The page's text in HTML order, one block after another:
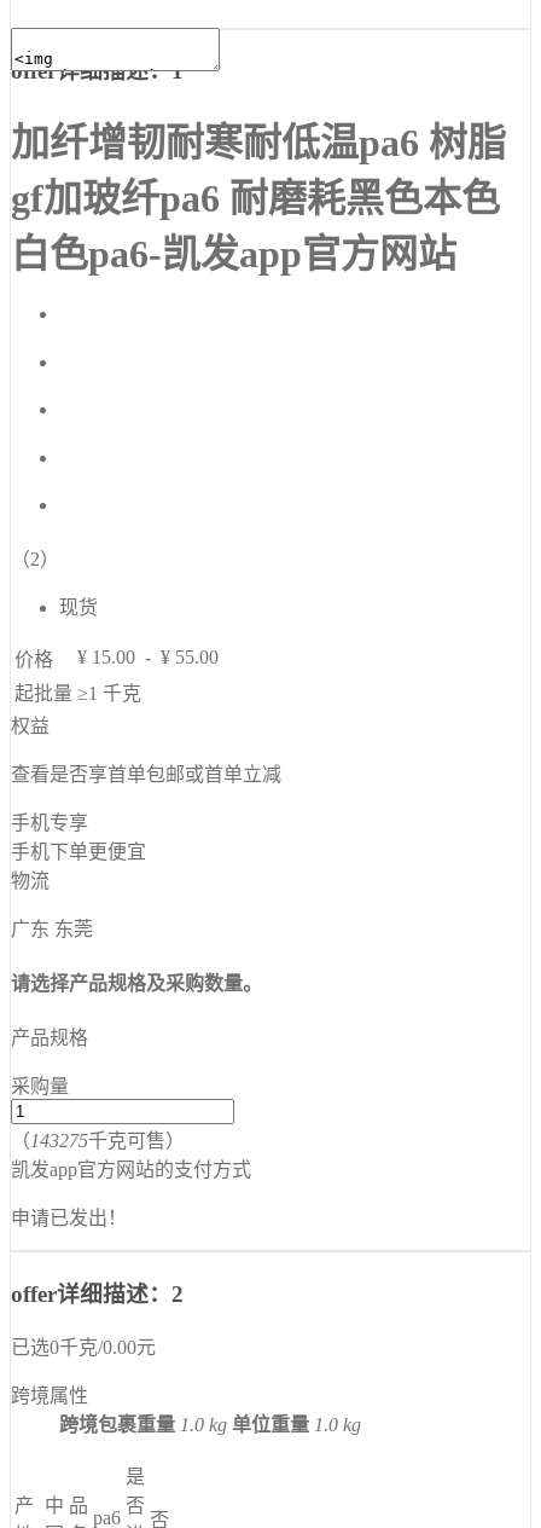
offer详细描述：1
加纤增韧耐寒耐低温pa6 树脂
gf加玻纤pa6 耐磨耗黑色本色
白色pa6-凯发app官方网站
（2）
现货
价格 ¥ 15.00 - ¥ 55.00
起批量 ≥1 千克
权益
查看是否享首单包邮或首单立减
手机专享
手机下单更便宜
物流
广东 东莞
请选择产品规格及采购数量。
产品规格
采购量
（143275千克可售）
凯发app官方网站的支付方式
申请已发出！
offer详细描述：2
已选0千克/0.00元
跨境属性
跨境包裹重量 1.0 kg 单位重量 1.0 kg
产
中 品
pa6
是
否
否